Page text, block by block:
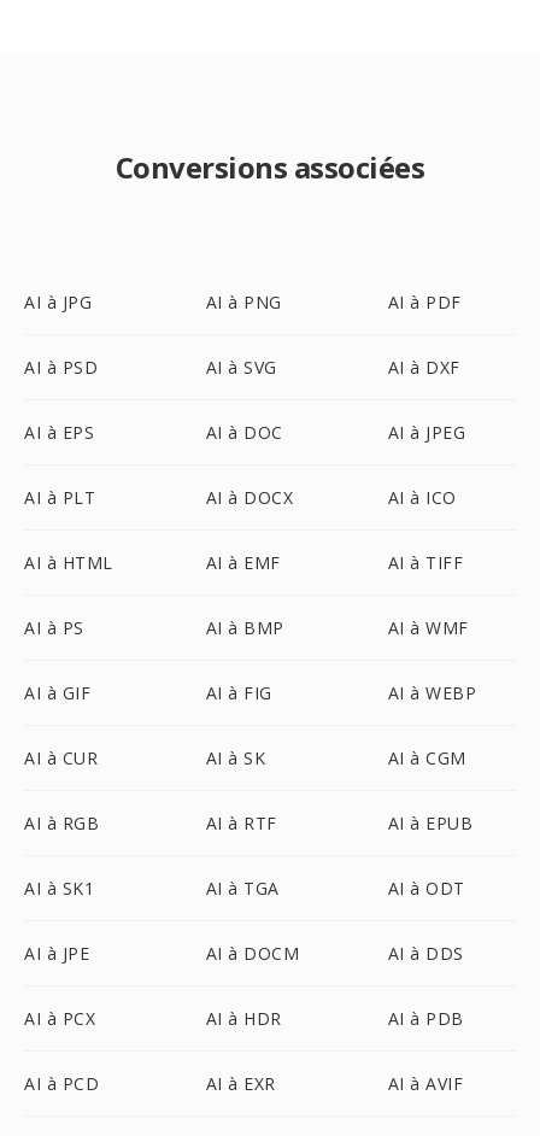
Conversions associées
AI à JPG AI à PNG AI à PDF
AI à PSD AI à SVG AI à DXF
AI à EPS AI à DOC AI à JPEG
AI à PLT AI à DOCX AI à ICO
AI à HTML AI à EMF AI à TIFF
AI à PS AI à BMP AI à WMF
AI à GIF AI à FIG AI à WEBP
AI à CUR AI à SK AI à CGM
AI à RGB AI à RTF AI à EPUB
AI à SK1 AI à TGA AI à ODT
AI à JPE AI à DOCM AI à DDS
AI à PCX AI à HDR AI à PDB
AI à PCD AI à EXR AI à AVIF